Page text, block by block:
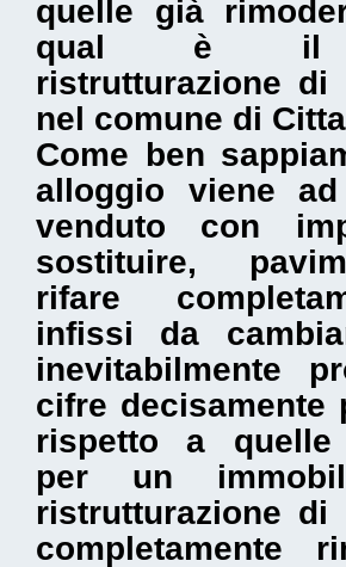
quelle già
qual è
ristrutturazione di
nel comune di
Come ben
alloggio viene ad
venduto con
sostituire,
rifare
infissi da
inevitabilmente
cifre decisamente
rispetto a quelle
per un
ristrutturazione di
completamente